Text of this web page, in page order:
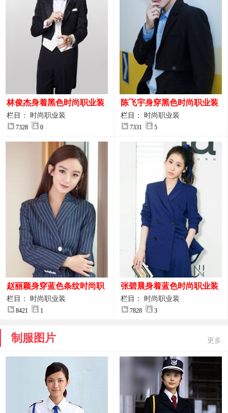
林俊杰身着黑色时尚职业装
制服图片
栏目： 时尚职业装
7328 0
陈飞宇身穿黑色时尚职业装
图片
栏目： 时尚职业装
7331 5
赵丽颖身穿蓝色条纹时尚职
业装图片
栏目： 时尚职业装
8421 1
张碧晨身着蓝色时尚职业装
服装图片
栏目： 时尚职业装
7828 3
制服图片 更多